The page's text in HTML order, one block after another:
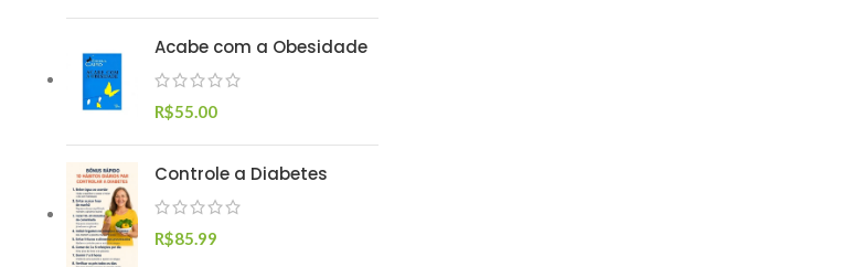
Acabe com a Obesidade
R$55.00
Controle a Diabetes
R$85.99